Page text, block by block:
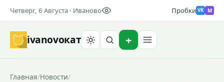
Четверг, 6 Августа · Иваново Пробки VK M
ivanovoкат
Главная/Новости/